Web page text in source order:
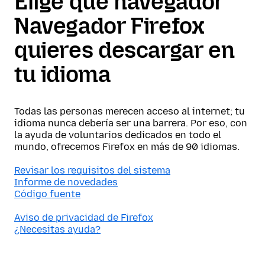
Navegador Firefox
quieres descargar en
tu idioma
Todas las personas merecen acceso al internet; tu
idioma nunca debería ser una barrera. Por eso, con
la ayuda de voluntarios dedicados en todo el
mundo, ofrecemos Firefox en más de 90 idiomas.
Revisar los requisitos del sistema
Informe de novedades
Código fuente
Aviso de privacidad de Firefox
¿Necesitas ayuda?